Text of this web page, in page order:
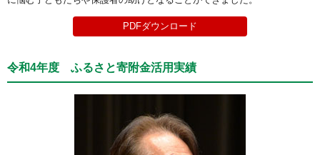
PDFダウンロード
令和4年度 ふるさと寄附金活用実績